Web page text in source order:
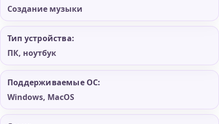
Создание музыки
Тип устройства:
ПК, ноутбук
Поддерживаемые ОС:
Windows, MacOS